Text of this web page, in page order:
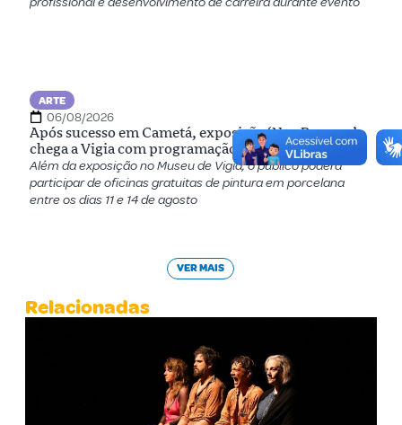
ARTE
06/08/2026
Após sucesso em Cametá, exposição ‘Neo Barroco’
chega a Vigia com programação gratuita
Além da exposição no Museu de Vigia, o público poderá
participar de oficinas gratuitas de pintura em porcelana
entre os dias 11 e 14 de agosto
VER MAIS
Relacionadas